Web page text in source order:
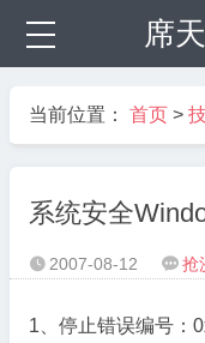
席
当前位置： 首页 >
系统安全
 2007-08-12  抢
1、停止错误编号：